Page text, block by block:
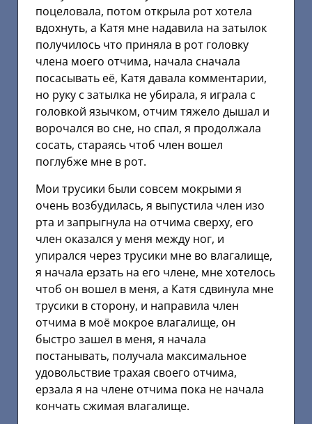
поцеловала, потом открыла рот хотела
вдохнуть, а Катя мне надавила на затылок
получилось что приняла в рот головку
члена моего отчима, начала сначала
посасывать её, Катя давала комментарии,
но руку с затылка не убирала, я играла с
головкой язычком, отчим тяжело дышал и
ворочался во сне, но спал, я продолжала
сосать, стараясь чтоб член вошел
поглубже мне в рот.
Мои трусики были совсем мокрыми я
очень возбудилась, я выпустила член изо
рта и запрыгнула на отчима сверху, его
член оказался у меня между ног, и
упирался через трусики мне во влагалище,
я начала ерзать на его члене, мне хотелось
чтоб он вошел в меня, а Катя сдвинула мне
трусики в сторону, и направила член
отчима в моё мокрое влагалище, он
быстро зашел в меня, я начала
постанывать, получала максимальное
удовольствие трахая своего отчима,
ерзала я на члене отчима пока не начала
кончать сжимая влагалище.